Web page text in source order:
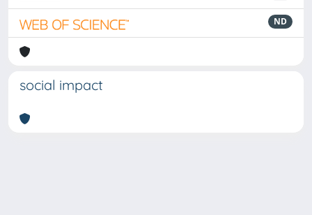
ND
social impact